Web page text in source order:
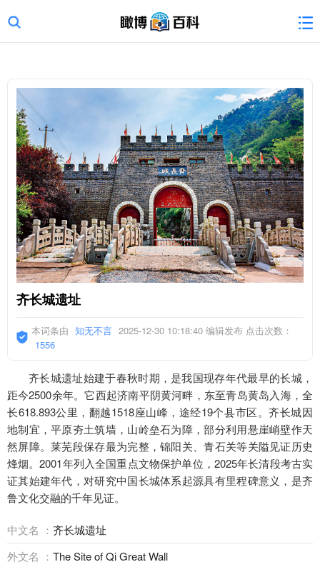
齐长城遗址
本词条由 知无不言 2025-12-30 10:18:40 编辑发布 点击次数：
1556
齐长城遗址始建于春秋时期，是我国现存年代最早的长城，
距今2500余年。它西起济南平阴黄河畔，东至青岛黄岛入海，全
长618.893公里，翻越1518座山峰，途经19个县市区。齐长城因
地制宜，平原夯土筑墙，山岭垒石为障，部分利用悬崖峭壁作天
然屏障。莱芜段保存最为完整，锦阳关、青石关等关隘见证历史
烽烟。2001年列入全国重点文物保护单位，2025年长清段考古实
证其始建年代，对研究中国长城体系起源具有里程碑意义，是齐
鲁文化交融的千年见证。
中文名 ： 齐长城遗址
外文名 ： The Site of Qi Great Wall